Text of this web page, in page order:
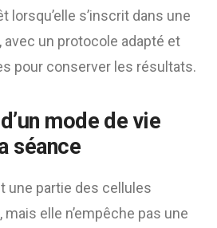
lorsqu’elle s’inscrit dans une
avec un protocole adapté et
pour conserver les résultats.
mode de vie
séance
une partie des cellules
elle n’empêche pas une